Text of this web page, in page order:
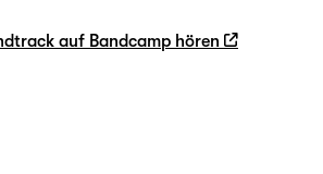
auf Bandcamp hören